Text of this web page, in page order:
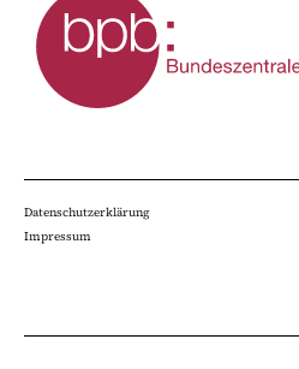
Datenschutzerklärung
Impressum